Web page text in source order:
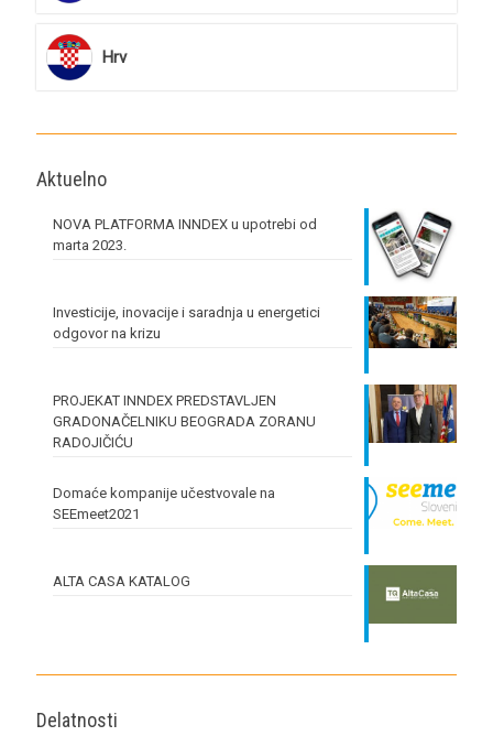
Hrv
Aktuelno
NOVA PLATFORMA INNDEX u upotrebi od
marta 2023.
Investicije, inovacije i saradnja u energetici
odgovor na krizu
PROJEKAT INNDEX PREDSTAVLJEN
GRADONAČELNIKU BEOGRADA ZORANU
RADOJIČIĆU
Domaće kompanije učestvovale na
SEEmeet2021
ALTA CASA KATALOG
Delatnosti